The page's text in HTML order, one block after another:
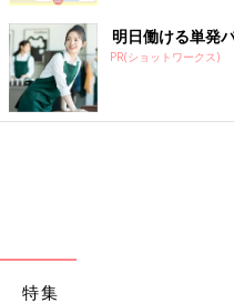
明日働ける単発
PR(ショットワークス)
特集